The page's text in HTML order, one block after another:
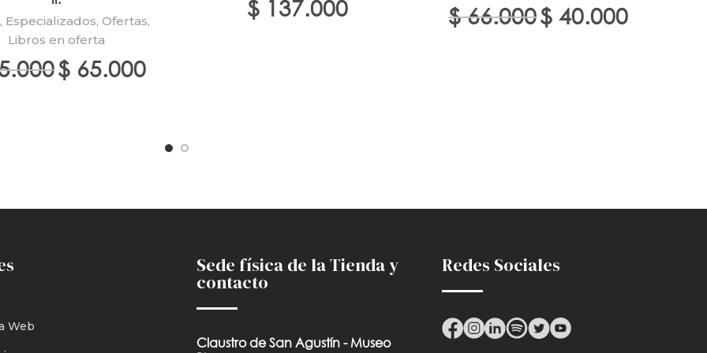
, Especializados,Ofertas,
Libros en oferta
El
precio
$ 65.000precio
$137.000 $66.000 El
precio
$ 40.000precio
Web
Sede física de la Tienda y
contacto
Claustro de San Agustín - Museo
Redes Sociales